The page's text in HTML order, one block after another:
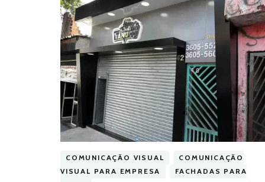
COMUNICAÇÃO VISUAL
COMUNICAÇÃO
VISUAL PARA EMPRESA
FACHADAS PARA